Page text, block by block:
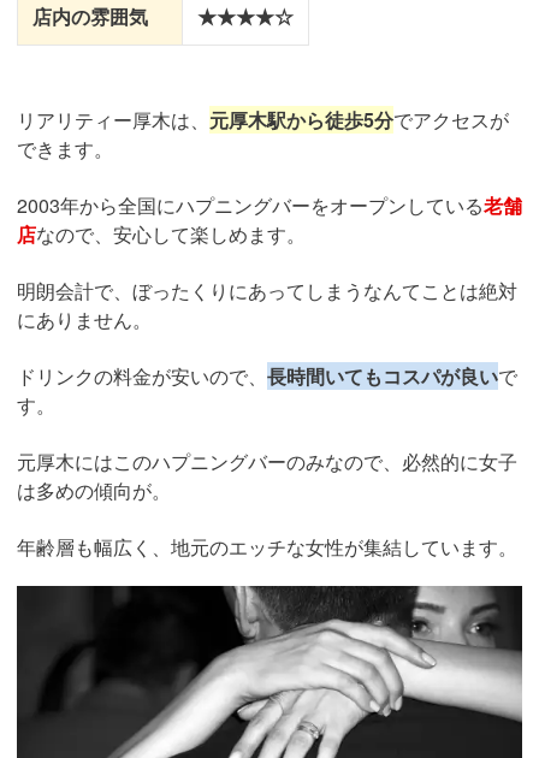
店内の雰囲気 ★★★★☆
リアリティー厚木は、 元厚木駅から徒歩5分でアクセスが
できます。
2003年から全国にハプニングバーをオープンしている老舗
店なので、安心して楽しめます。
明朗会計で、ぼったくりにあってしまうなんてことは絶対
にありません。
ドリンクの料金が安いので、 長時間いてもコスパが良いで
す。
元厚木にはこのハプニングバーのみなので、必然的に女子
は多めの傾向が。
年齢層も幅広く、地元のエッチな女性が集結しています。